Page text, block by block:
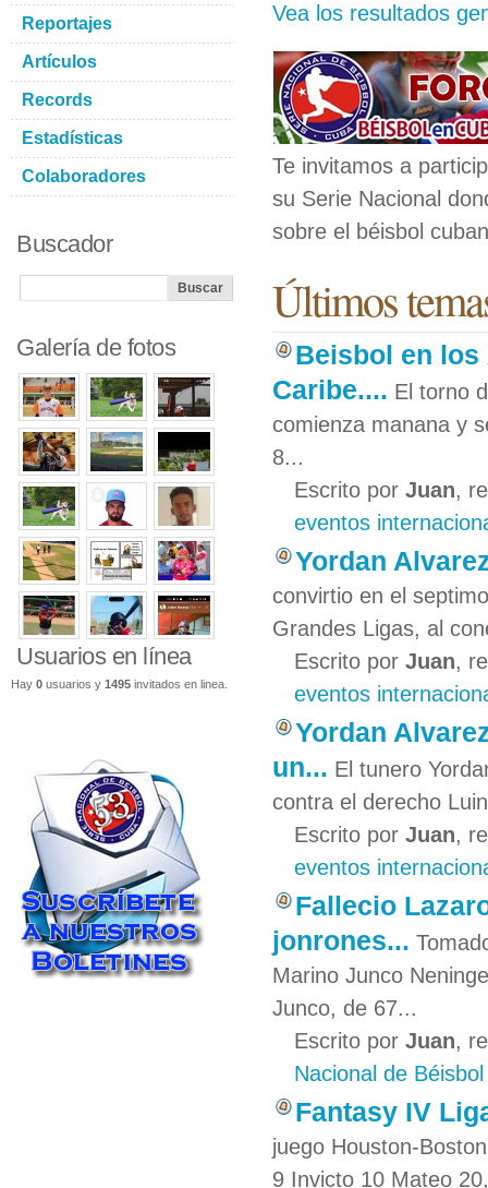
Vea los resultados
Te invitamos a
su Serie Nacional
sobre el béisbol
Últimos
Beisbol en los
Caribe.... El torno
comienza manana y
8...
Escrito por Juan,
eventos
Yordan
convirtio en el
Grandes Ligas, al
Escrito por Juan,
eventos
Yordan
un... El tunero
contra el derecho
Escrito por Juan,
eventos
Fallecio
jonrones...
Marino Junco
Junco, de 67...
Escrito por Juan,
Nacional de Béisbol
Fantasy IV
juego Houston-
9 Invicto 10 Mateo
Reportajes
Artículos
Records
Estadísticas
Colaboradores
Buscador
Galería de fotos
Usuarios en línea
Hay 0 usuarios y 1495 invitados en linea.